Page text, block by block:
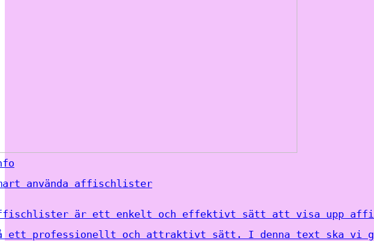
använda affischlister
är ett enkelt och effektivt sätt att visa upp
ett professionellt och attraktivt sätt. I denna text ska vi